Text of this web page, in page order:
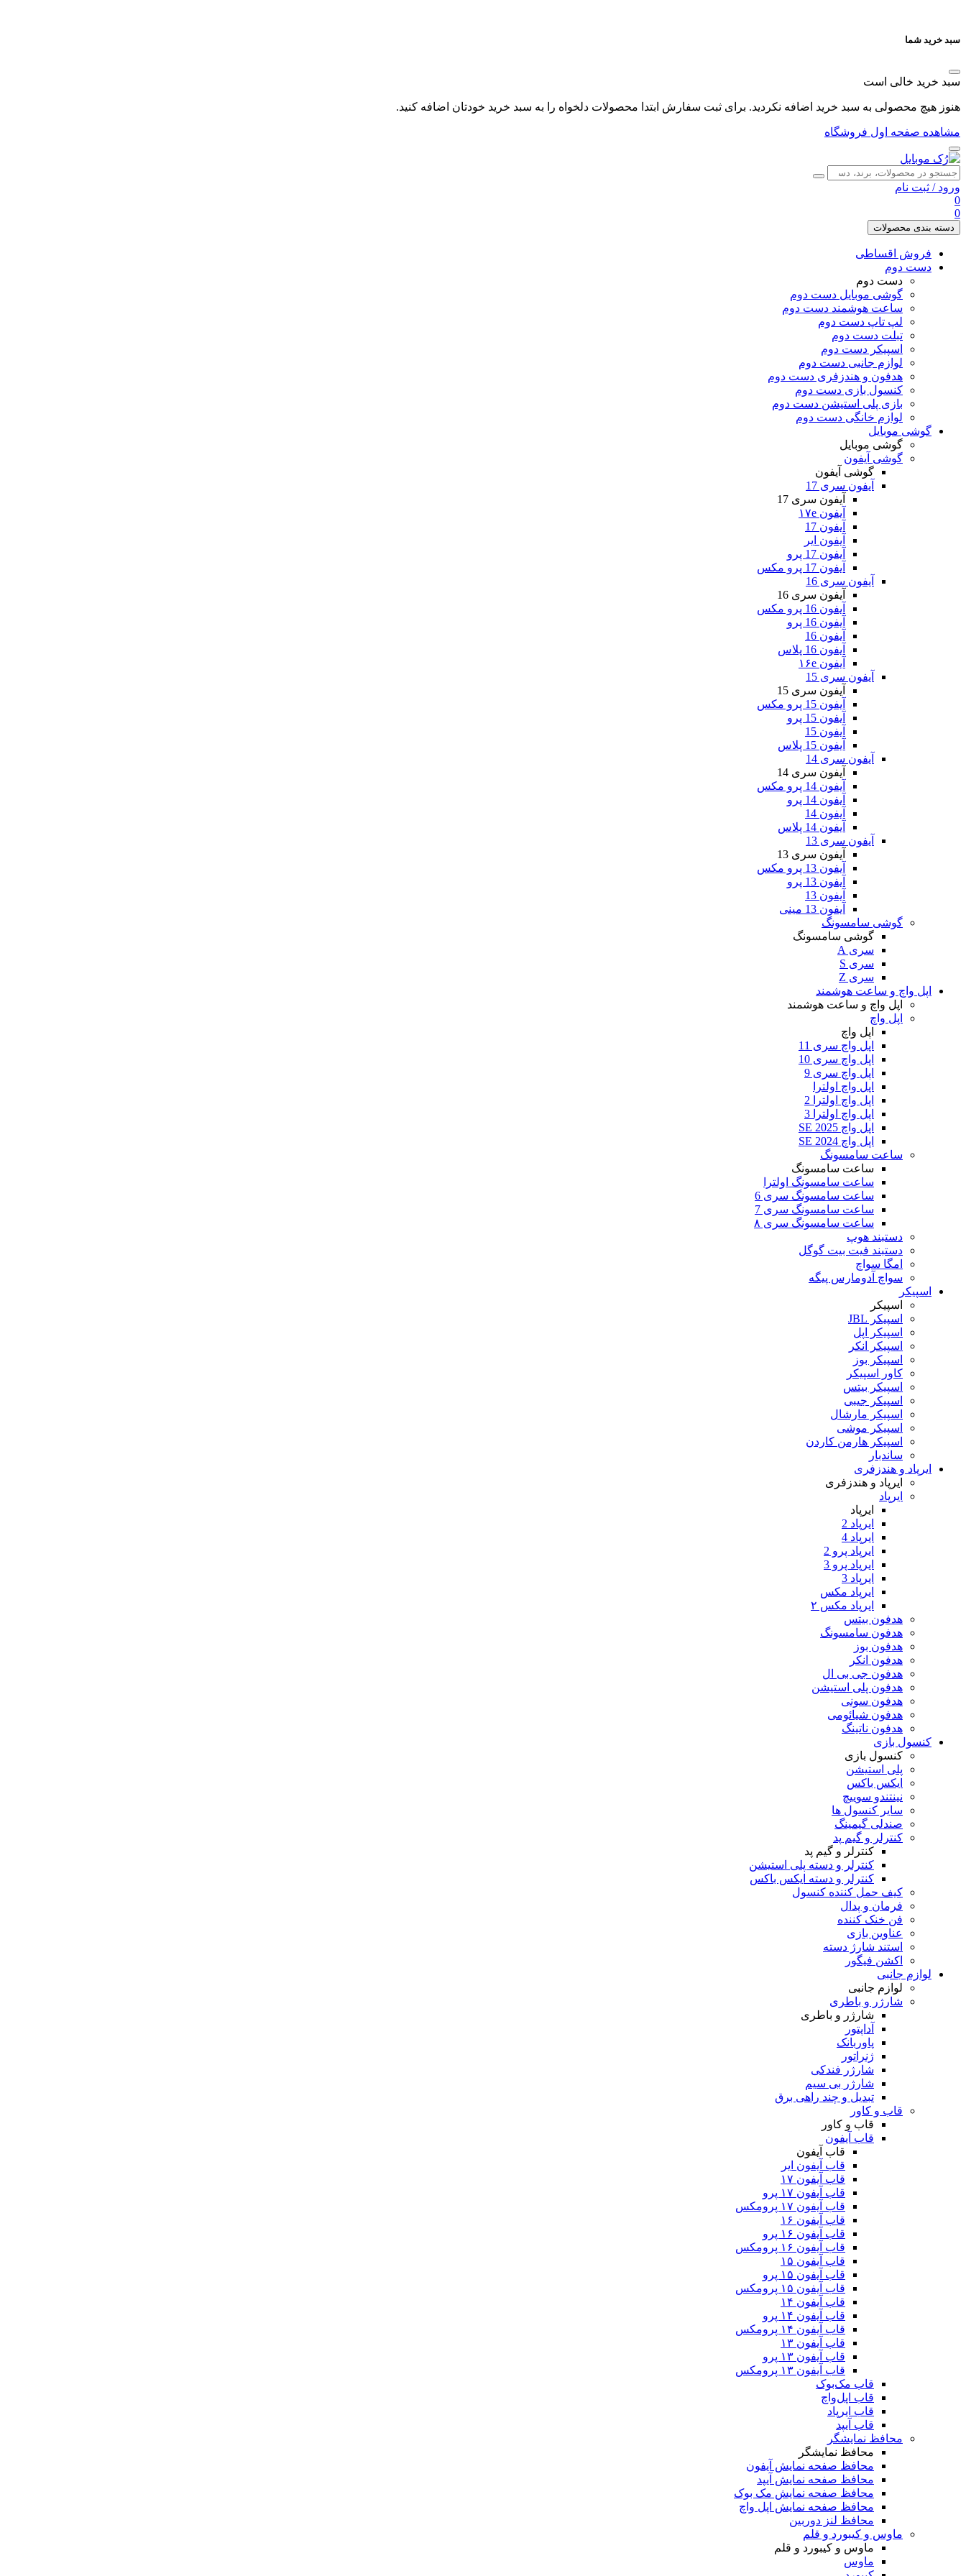
سبد خرید شما
سبد خرید خالی است
هنوز هیچ محصولی به سبد خرید اضافه نکردید. برای ثبت سفارش ابتدا محصولات دلخواه را به سبد خرید خودتان اضافه کنید.
مشاهده صفحه اول فروشگاه
ورود / ثبت نام
0
0
دسته بندی محصولات
فروش اقساطی
دست دوم
دست دوم
گوشی موبایل دست دوم
ساعت هوشمند دست دوم
لپ تاپ دست دوم
تبلت دست دوم
اسپیکر دست دوم
لوازم جانبی دست دوم
هدفون و هندزفری دست دوم
کنسول بازی دست دوم
بازی پلی استیشن دست دوم
لوازم خانگی دست دوم
گوشی موبایل
گوشی موبایل
گوشی آیفون
گوشی آیفون
آیفون سری 17
آیفون سری 17
آیفون ۱۷e
آیفون 17
آیفون ایر
آیفون 17 پرو
آیفون 17 پرو مکس
آیفون سری 16
آیفون سری 16
آیفون 16 پرو مکس
آیفون 16 پرو
آیفون 16
آیفون 16 پلاس
آیفون ۱۶e
آیفون سری 15
آیفون سری 15
آیفون 15 پرو مکس
آیفون 15 پرو
آیفون 15
آیفون 15 پلاس
آیفون سری 14
آیفون سری 14
آیفون 14 پرو مکس
آیفون 14 پرو
آیفون 14
آیفون 14 پلاس
آیفون سری 13
آیفون سری 13
آیفون 13 پرو مکس
آیفون 13 پرو
آیفون 13
آیفون 13 مینی
گوشی سامسونگ
گوشی سامسونگ
سری A
سری S
سری Z
اپل واچ و ساعت هوشمند
اپل واچ و ساعت هوشمند
اپل واچ
اپل واچ
اپل واچ سری 11
اپل واچ سری 10
اپل واچ سری 9
اپل واچ اولترا
اپل واچ اولترا 2
اپل واچ اولترا 3
اپل واچ SE 2025
اپل واچ SE 2024
ساعت سامسونگ
ساعت سامسونگ
ساعت سامسونگ اولترا
ساعت سامسونگ سری 6
ساعت سامسونگ سری 7
ساعت سامسونگ سری ۸
دستبند هوپ
دستبند فیت بیت گوگل
امگا سواچ
سواچ آدومارس پیگه
اسپیکر
اسپیکر
اسپیکر JBL
اسپیکر اپل
اسپیکر انکر
اسپیکر بوز
کاور اسپیکر
اسپیکر بیتس
اسپیکر جیبی
اسپیکر مارشال
اسپیکر موشی
اسپیکر هارمن کاردن
ساندبار
ایرپاد و هندزفری
ایرپاد و هندزفری
ایرپاد
ایرپاد
ایرپاد 2
ایرپاد 4
ایرپاد پرو 2
ایرپاد پرو 3
ایرپاد 3
ایرپاد مکس
ایرپاد مکس ۲
هدفون بیتس
هدفون سامسونگ
هدفون بوز
هدفون انکر
هدفون جی بی ال
هدفون پلی استیشن
هدفون سونی
هدفون شیائومی
هدفون ناتینگ
کنسول بازی
کنسول بازی
پلی استیشن
ایکس باکس
نینتندو سوییچ
سایر کنسول ها
صندلی گیمینگ
کنترلر و گیم پد
کنترلر و گیم پد
کنترلر و دسته پلی استیشن
کنترلر و دسته ایکس باکس
کیف حمل کننده کنسول
فرمان و پدال
فن خنک کننده
عناوین بازی
استند شارژ دسته
اکشن فیگور
لوازم جانبی
لوازم جانبی
شارژر و باطری
شارژر و باطری
آداپتور
پاوربانک
ژنراتور
شارژر فندکی
شارژر بی سیم
تبدیل و چند راهی برق
قاب و کاور
قاب و کاور
قاب آیفون
قاب آیفون
قاب آیفون ایر
قاب آیفون ۱۷
قاب آیفون ۱۷ پرو
قاب آیفون ۱۷ پرومکس
قاب آیفون ۱۶
قاب آیفون ۱۶ پرو
قاب آیفون ۱۶ پرومکس
قاب آیفون ۱۵
قاب آیفون ۱۵ پرو
قاب آیفون ۱۵ پرومکس
قاب آیفون ۱۴
قاب آیفون ۱۴ پرو
قاب آیفون ۱۴ پرومکس
قاب آیفون ۱۳
قاب آیفون ۱۳ پرو
قاب آیفون ۱۳ پرومکس
قاب مک‌بوک
قاب اپل‌واچ
قاب ایرپاد
قاب آیپد
محافظ نمایشگر
محافظ نمایشگر
محافظ صفحه نمایش آیفون
محافظ صفحه نمایش آیپد
محافظ صفحه نمایش مک بوک
محافظ صفحه نمایش اپل واچ
محافظ لنز دوربین
ماوس و کیبورد و قلم
ماوس و کیبورد و قلم
ماوس